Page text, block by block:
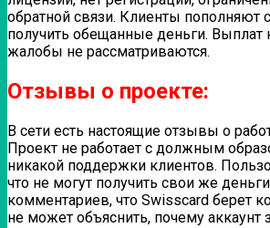
обратной связи. Клиенты пополняют
получить обещанные деньги. Выплат
жалобы не рассматриваются.
Отзывы о проекте:
В сети есть настоящие отзывы о
Проект не работает с должным
никакой поддержки клиентов.
что не могут получить свои же
комментариев, что Swisscard берет
не может объяснить, почему аккаунт